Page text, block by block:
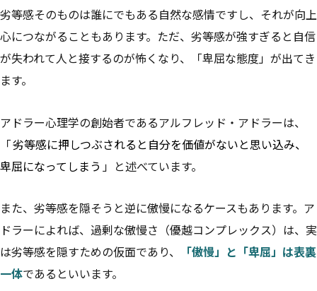
劣等感そのものは誰にでもある自然な感情ですし、それが向上
心につながることもあります。ただ、劣等感が強すぎると自信
が失われて人と接するのが怖くなり、「卑屈な態度」が出てき
ます。
アドラー心理学の創始者であるアルフレッド・アドラーは、
「劣等感に押しつぶされると自分を価値がないと思い込み、
卑屈になってしまう 」と述べています。
また、劣等感を隠そうと逆に傲慢になるケースもあります。ア
ドラーによれば、過剰な傲慢さ（優越コンプレックス）は、実
は劣等感を隠すための仮面であり、
「傲慢」と「卑屈」は表裏
一体であるといいます。